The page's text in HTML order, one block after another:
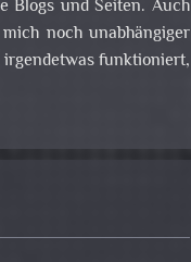
Blogs und Seiten. Auch
noch unabhängiger
funktioniert,